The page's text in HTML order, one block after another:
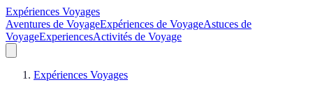
Expériences Voyages
Aventures de VoyageExpériences de VoyageAstuces de
VoyageExperiencesActivités de Voyage
Expériences Voyages